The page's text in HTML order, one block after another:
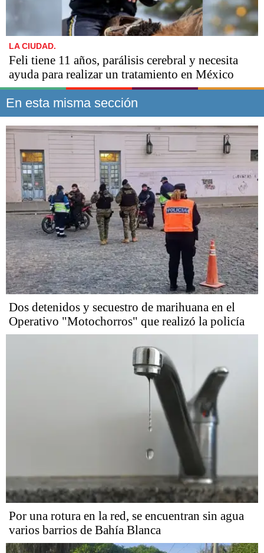
LA CIUDAD.
Feli tiene 11 años, parálisis cerebral y necesita
ayuda para realizar un tratamiento en México
En esta misma sección
Dos detenidos y secuestro de marihuana en el
Operativo "Motochorros" que realizó la policía
Por una rotura en la red, se encuentran sin agua
varios barrios de Bahía Blanca